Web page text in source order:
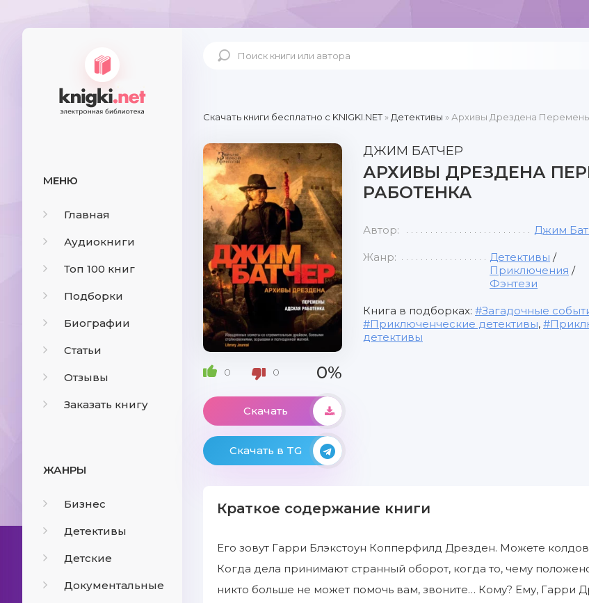
МЕНЮ
Главная
Аудиокниги
Топ 100 книг
Подборки
Биографии
Статьи
Отзывы
Заказать книгу
ЖАНРЫ
Бизнес
Детективы
Детские
Документальные
Скачать книги бесплатно c KNIGKI.NET» Детективы » Архивы Дрездена
0 0 0%
Скачать
Скачать в TG
ДЖИМ БАТЧЕР
АРХИВЫ ДРЕЗДЕНА
РАБОТЕНКА
Автор: Джим
Жанр: Детективы /
Приключения /
Фэнтези
Книга в подборках: Загадочные
Приключенческие детективы,
детективы
Краткое содержание книги
Его зовут Гарри Блэкстоун Копперфилд Дрезден. Можете
Когда дела принимают странный оборот, когда то, чему
никто больше не может помочь вам, звоните… Кому? Ему, Гарри